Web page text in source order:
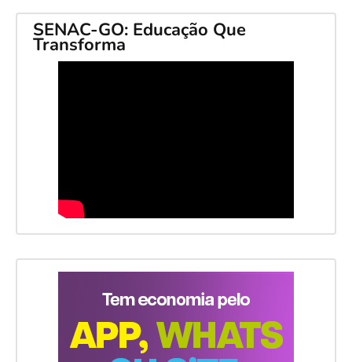
SENAC-GO: Educação Que
Transforma